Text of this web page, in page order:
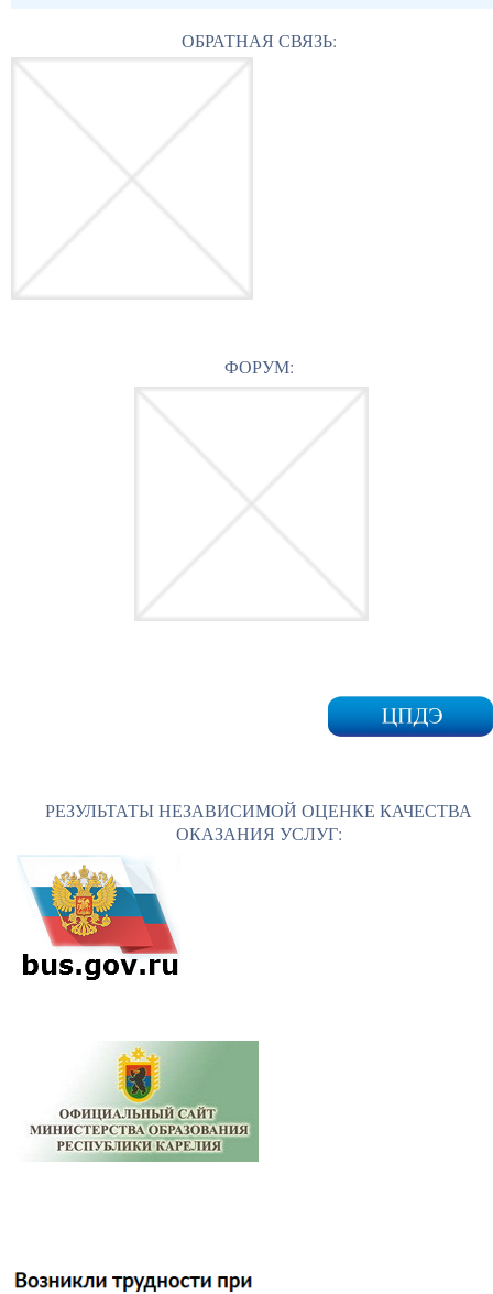
ОБРАТНАЯ СВЯЗЬ:
ФОРУМ:
РЕЗУЛЬТАТЫ НЕЗАВИСИМОЙ ОЦЕНКЕ КАЧЕСТВА
ОКАЗАНИЯ УСЛУГ: